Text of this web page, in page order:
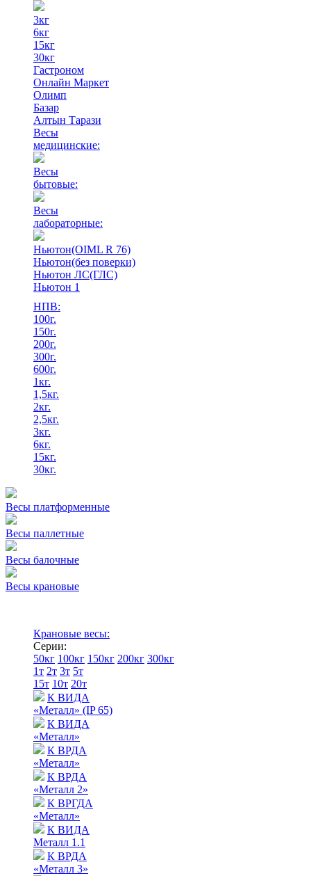
3кг
6кг
15кг
30кг
Гастроном
Онлайн Маркет
Олимп
Базар
Алтын Тарази
Весы
медицинские:
Весы
бытовые:
Весы
лабораторные:
Ньютон(OIML R 76)
Ньютон(без поверки)
Ньютон ЛС(ГЛС)
Ньютон 1
НПВ:
100г.
150г.
200г.
300г.
600г.
1кг.
1,5кг.
2кг.
2,5кг.
3кг.
6кг.
15кг.
30кг.
Весы платформенные
Весы паллетные
Весы балочные
Весы крановые
Крановые весы:
Серии:
50кг 100кг 150кг 200кг 300кг
1т 2т 3т 5т
15т 10т 20т
К ВИДА
«Металл» (IP 65)
К ВИДА
«Металл»
К ВРДА
«Металл»
К ВРДА
«Металл 2»
К ВРГДА
«Металл»
К ВИДА
Металл 1.1
К ВРДА
«Металл 3»